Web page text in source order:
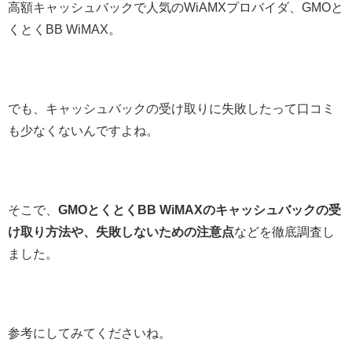
高額キャッシュバックで人気のWiAMXプロバイダ、GMOと
くとくBB WiMAX。
でも、キャッシュバックの受け取りに失敗したって口コミ
も少なくないんですよね。
そこで、 GMOとくとくBB WiMAXのキャッシュバックの受
け取り方法や、失敗しないための注意点などを徹底調査し
ました。
参考にしてみてくださいね。